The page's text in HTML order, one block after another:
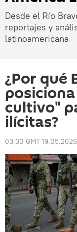
Desde el Río
reportajes y
latinoamericana
¿Por qué
cultivo"
ilícitas?
03:30 GMT 19.05.2026